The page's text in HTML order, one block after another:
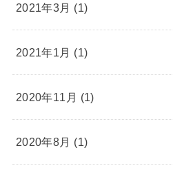
2021年3月 (1)
2021年1月 (1)
2020年11月 (1)
2020年8月 (1)